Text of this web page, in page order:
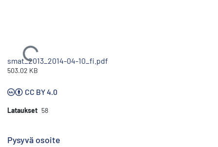
Ladataan...
smat_2013_2014-04-10_fi.pdf
503.02 KB
CC BY 4.0
Lataukset 58
Pysyvä osoite